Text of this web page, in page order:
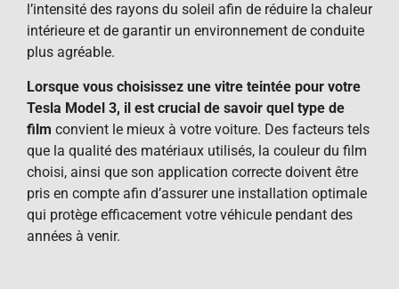
l’intensité des rayons du soleil afin de réduire la chaleur
intérieure et de garantir un environnement de conduite
plus agréable.
Lorsque vous choisissez une vitre teintée pour votre
Tesla Model 3, il est crucial de savoir quel type de
film convient le mieux à votre voiture. Des facteurs tels
que la qualité des matériaux utilisés, la couleur du film
choisi, ainsi que son application correcte doivent être
pris en compte afin d’assurer une installation optimale
qui protège efficacement votre véhicule pendant des
années à venir.